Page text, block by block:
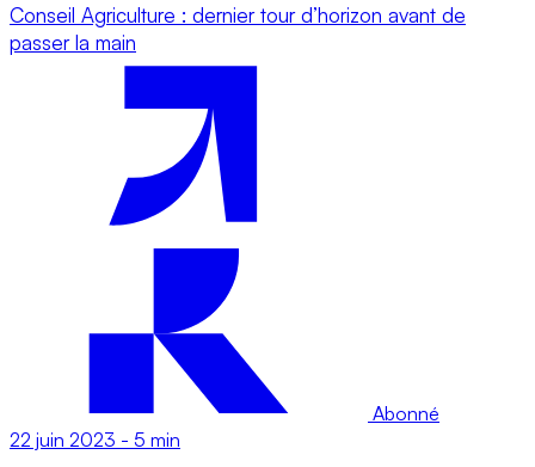
Conseil Agriculture : dernier tour d’horizon avant de
passer la main
Abonné
22 juin 2023 - 5 min